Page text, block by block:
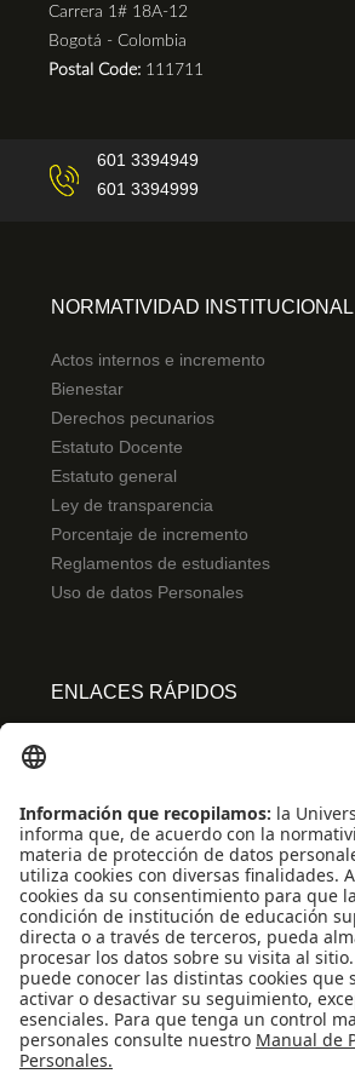
Carrera 1# 18A-12
Bogotá - Colombia
Postal Code: 111711
601 3394949
601 3394999
NORMATIVIDAD INSTITUCIONAL
Actos internos e incremento
Bienestar
Derechos pecunarios
Estatuto Docente
Estatuto general
Ley de transparencia
Porcentaje de incremento
Reglamentos de estudiantes
Uso de datos Personales
ENLACES RÁPIDOS
Convivencia y transparencia
Emergencias: Extensión 0000
Eventos destacados
Mapa del Sitio
Multimedia
Noticias
Preguntas frecuentes